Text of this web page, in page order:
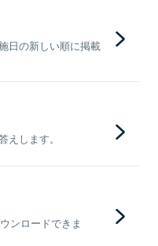
日の新しい順に掲載
します。
ンロードできま